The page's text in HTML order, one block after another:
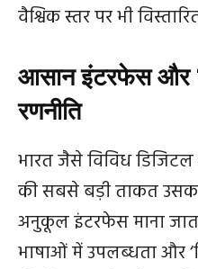
वैश्विक स्तर पर भी
आसान इंटरफेस और
रणनीति
भारत जैसे विविध
की सबसे बड़ी ताकत
अनुकूल इंटरफेस माना
भाषाओं में उपलब्धता और